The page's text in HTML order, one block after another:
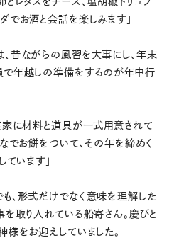
でお酒と会話を楽しみます」
昔ながらの風習を大事にし、年末
年越しの準備をするのが年中行
家に材料と道具が一式用意されて
でお餅をついて、その年を締めく
ています」
、形式だけでなく意味を理解した
を取り入れている船寄さん。慶びと
様をお迎えしていました。